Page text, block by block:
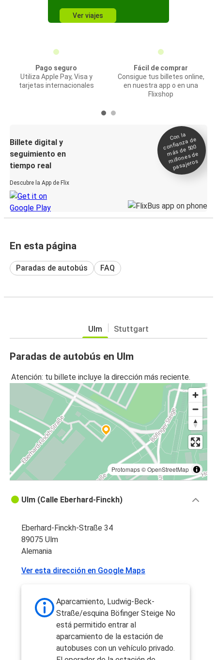
Ver viajes
Pago seguro
Utiliza Apple Pay, Visa y
tarjetas internacionales
Fácil de comprar
Consigue tus billetes online,
en nuestra app o en una
Flixshop
Billete digital y
seguimiento en
tiempo real
Descubre la App de Flix
Con la
confianza de
más de 500
millones de
pasajeros
En esta página
Paradas de autobús FAQ
Ulm Stuttgart
Paradas de autobús en Ulm
Atención: tu billete incluye la dirección más reciente.
Protomaps©OpenStreetMap
Ulm (Calle Eberhard-Finckh)
Eberhard-Finckh-Straße 34
89075 Ulm
Alemania
Ver esta dirección en Google Maps
Aparcamiento, Ludwig-Beck-
Straße/esquina Böfinger Steige No
está permitido entrar al
aparcamiento de la estación de
autobuses con un vehículo privado.